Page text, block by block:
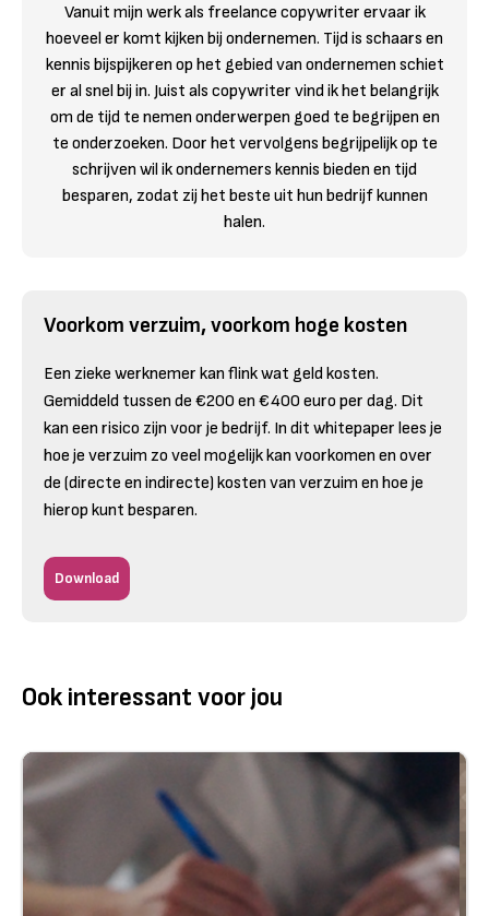
Vanuit mijn werk als freelance copywriter ervaar ik
hoeveel er komt kijken bij ondernemen. Tijd is schaars en
kennis bijspijkeren op het gebied van ondernemen schiet
er al snel bij in. Juist als copywriter vind ik het belangrijk
om de tijd te nemen onderwerpen goed te begrijpen en
te onderzoeken. Door het vervolgens begrijpelijk op te
schrijven wil ik ondernemers kennis bieden en tijd
besparen, zodat zij het beste uit hun bedrijf kunnen
halen.
Voorkom verzuim, voorkom hoge kosten
Een zieke werknemer kan flink wat geld kosten.
Gemiddeld tussen de €200 en €400 euro per dag. Dit
kan een risico zijn voor je bedrijf. In dit whitepaper lees je
hoe je verzuim zo veel mogelijk kan voorkomen en over
de (directe en indirecte) kosten van verzuim en hoe je
hierop kunt besparen.
Download
Ook interessant voor jou